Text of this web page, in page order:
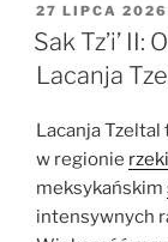
OPUBLIKOWANE
W
27 LIPCA 2026
Sak Tz’i’
Lacanja
Lacanja
w regionie
meksykańskim
intensywnych